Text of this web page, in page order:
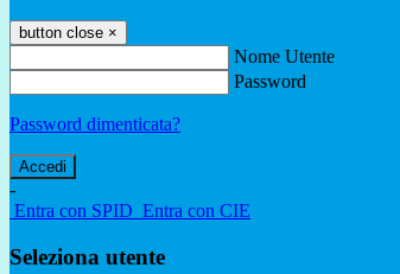
button close ×
Nome Utente
Password
Password dimenticata?
-
Entra con SPID Entra con CIE
Seleziona utente